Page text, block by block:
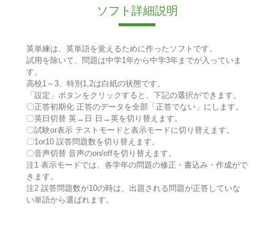
ソフト詳細説明
英単練は、英単語を覚えるために作ったソフトです。
試用を除いて、問題は中学1年から中学3年までが入っていま
す。
高校1～3、特別1,2は白紙の状態です。
「設定」ボタンをクリックすると、下記の選択ができます。
〇正答初期化 正答のデータを全部「正答でない」にします。
〇英日切替 英→日 日→英を切り替えます。
〇試験or表示 テストモードと表示モードに切り替えます。
〇1or10 誤答問題数を切り替えます。
〇音声切替 音声のon/offを切り替えます。
注1 表示モードでは、各学年の問題の修正・書込み・作成がで
きます。
注2 誤答問題数が10の時は、出題される問題が正答していな
い単語から選ばれます。